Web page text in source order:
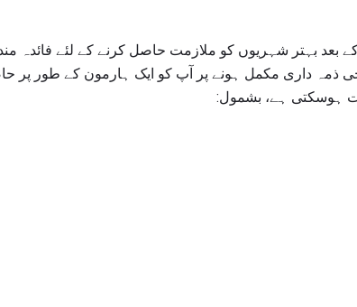
بعد بہتر شہریوں کو ملازمت حاصل کرنے کے لئے فائدہ
ذمہ داری مکمل ہونے پر آپ کو ایک ہارمون کے طور پر
ہوسکتی ہے، بشمول: